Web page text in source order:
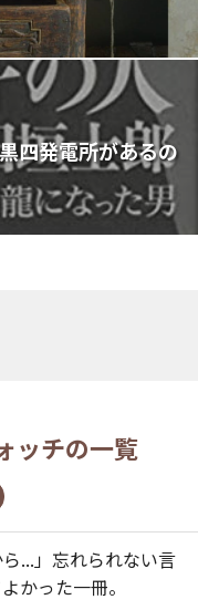
四発電所があるの
ッチの一覧
ら...」忘れられない言
かった一冊。